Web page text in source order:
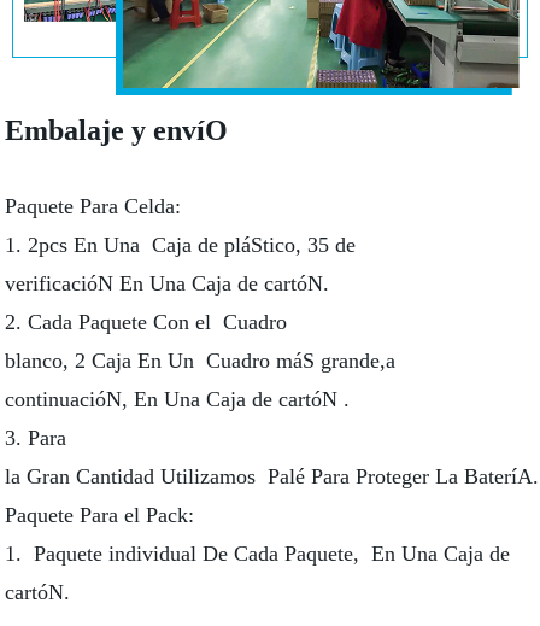
Embalaje y envíO
Paquete Para Celda:
1. 2pcs En Una Caja de pláStico, 35 de
verificacióN En Una Caja de cartóN.
2. Cada Paquete Con el Cuadro
blanco, 2 Caja En Un Cuadro máS grande,a
continuacióN, En Una Caja de cartóN .
3. Para
la Gran Cantidad Utilizamos Palé Para Proteger La BateríA.
Paquete Para el Pack:
1. Paquete individual De Cada Paquete, En Una Caja de
cartóN.